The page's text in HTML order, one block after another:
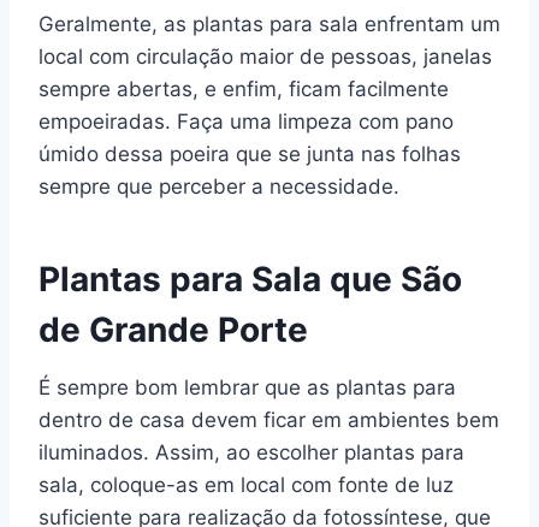
Geralmente, as plantas para sala enfrentam um
local com circulação maior de pessoas, janelas
sempre abertas, e enfim, ficam facilmente
empoeiradas. Faça uma limpeza com pano
úmido dessa poeira que se junta nas folhas
sempre que perceber a necessidade.
Plantas para Sala que São
de Grande Porte
É sempre bom lembrar que as plantas para
dentro de casa devem ficar em ambientes bem
iluminados. Assim, ao escolher plantas para
sala, coloque-as em local com fonte de luz
suficiente para realização da fotossíntese, que